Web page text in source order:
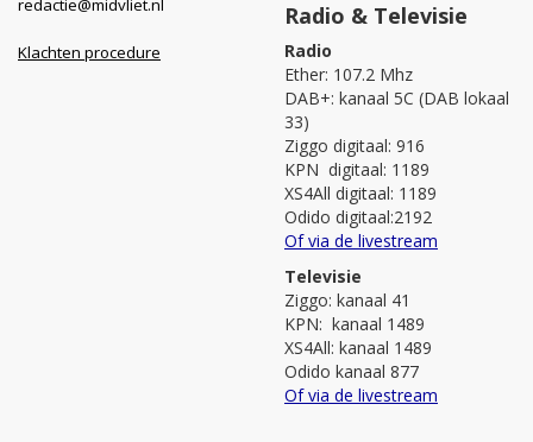
Klachten procedure
Radio & Televisie
Radio
Ether: 107.2 Mhz
DAB+: kanaal 5C (DAB lokaal
33)
Ziggo digitaal: 916
KPN digitaal: 1189
XS4All digitaal: 1189
Odido digitaal:2192
Of via de livestream
Televisie
Ziggo: kanaal 41
KPN: kanaal 1489
XS4All: kanaal 1489
Odido kanaal 877
Of via de livestream